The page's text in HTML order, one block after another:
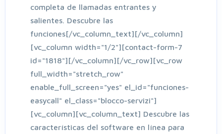
completa de llamadas entrantes y
salientes. Descubre las
funciones[/vc_column_text][/vc_column]
[vc_column width="1/2"][contact-form-7
id="1818"][/vc_column][/vc_row][vc_row
full_width="stretch_row"
enable_full_screen="yes" el_id="funciones-
easycall" el_class="blocco-servizi"]
[vc_column][vc_column_text] Descubre las
características del software en línea para